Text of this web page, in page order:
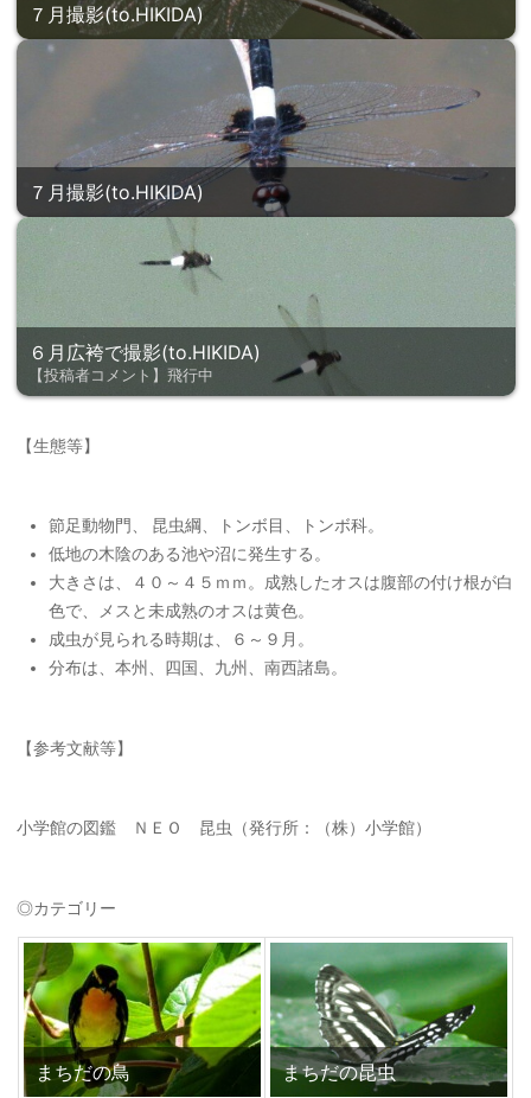
７月撮影(to.HIKIDA)
７月撮影(to.HIKIDA)
６月広袴で撮影(to.HIKIDA)
【投稿者コメント】飛行中
【生態等】
節足動物門、 昆虫綱、トンボ目、トンボ科。
低地の木陰のある池や沼に発生する。
大きさは、４０～４５ｍｍ。成熟したオスは腹部の付け根が白
色で、メスと未成熟のオスは黄色。
成虫が見られる時期は、６～９月。
分布は、本州、四国、九州、南西諸島。
【参考文献等】
小学館の図鑑 ＮＥＯ 昆虫（発行所：（株）小学館）
◎カテゴリー
まちだの鳥 まちだの昆虫